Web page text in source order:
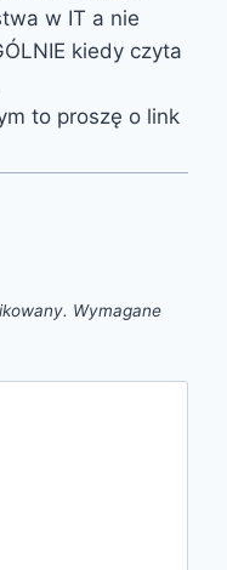
w IT a nie
kiedy czyta
to proszę o link
Wymagane